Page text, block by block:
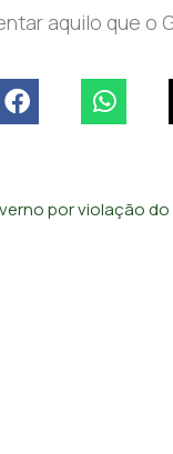
aquilo que o